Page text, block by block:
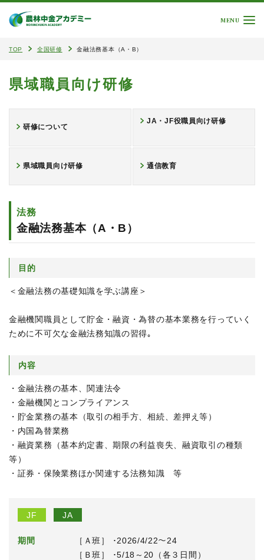
MENU
TOP 全国研修 金融法務基本（A・B）
県域職員向け研修
研修について
JA・JF役職員向け研修
県域職員向け研修 通信教育
法務
金融法務基本（A・B）
目的
＜金融法務の基礎知識を学ぶ講座＞
金融機関職員として貯金・融資・為替の基本業務を行っていく
ために不可欠な金融法務知識の習得｡
内容
・金融法務の基本、関連法令
・金融機関とコンプライアンス
・貯金業務の基本（取引の相手方、相続、差押え等）
・内国為替業務
・融資業務（基本約定書、期限の利益喪失、融資取引の種類
等）
・証券・保険業務ほか関連する法務知識 等
JF JA
期間
［Ａ班］ ･2026/4/22～24
［Ｂ班］ ･5/18～20（各３日間）